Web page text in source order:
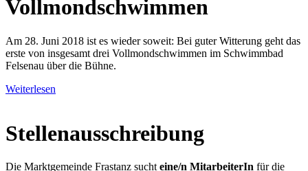
Vollmondschwimmen
Am 28. Juni 2018 ist es wieder soweit: Bei guter Witterung geht das
erste von insgesamt drei Vollmondschwimmen im Schwimmbad
Felsenau über die Bühne.
Weiterlesen
Stellenausschreibung
Die Marktgemeinde Frastanz sucht eine/n MitarbeiterIn für die